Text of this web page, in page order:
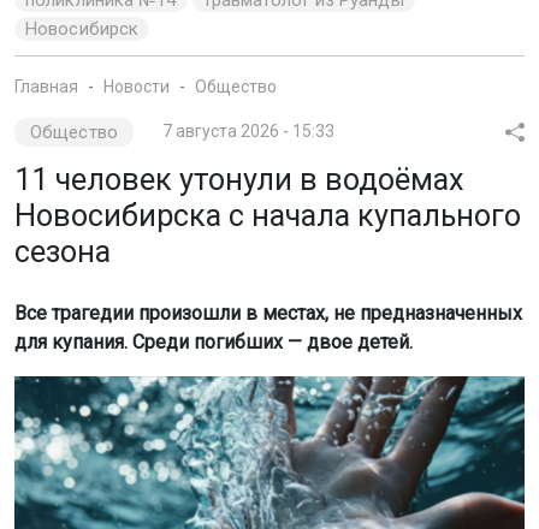
Все трагедии произошли в местах, не предназначенных
для купания. Среди погибших — двое детей.
Фото: magnific.com/ru/author/magnific, создано ИИ
Об этом сообщил порталOm1 Новосибирск.
Самым опасным местом стал котлованна Юго-
Западном жилмассиве,где погибли четыре человека,
включая одного ребёнка. Ещё трое утонули в реке Обь,